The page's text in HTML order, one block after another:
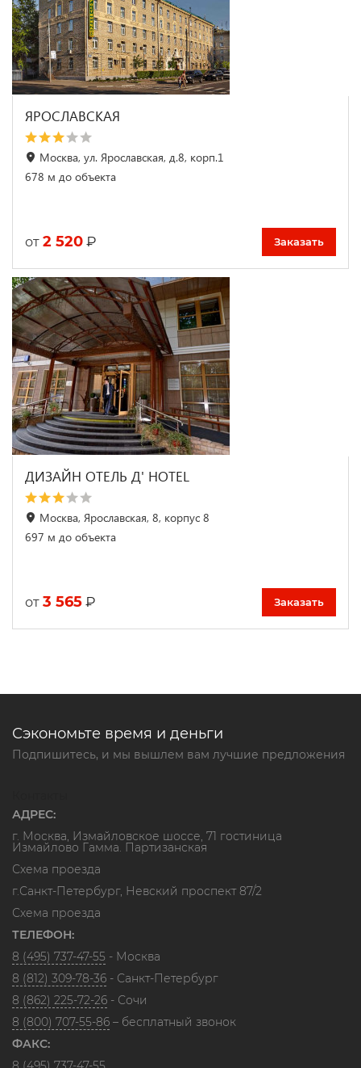
ЯРОСЛАВСКАЯ
Москва, ул. Ярославская, д.8, корп.1
678 м до объекта
от 2 520 ₽ Заказать
ДИЗАЙН ОТЕЛЬ Д' HOTEL
Москва, Ярославская, 8, корпус 8
697 м до объекта
от 3 565 ₽ Заказать
Сэкономьте время и деньги
Подпишитесь, и мы вышлем вам лучшие предложения
АДРЕС:
г. Москва, Измайловское шоссе, 71 гостиница
Измайлово Гамма. Партизанская
Схема проезда
г.Санкт-Петербург, Невский проспект 87/2
Схема проезда
ТЕЛЕФОН:
8 (495) 737-47-55 - Москва
8 (812) 309-78-36 - Санкт-Петербург
8 (862) 225-72-26 - Сочи
8 (800) 707-55-86 – бесплатный звонок
ФАКС: